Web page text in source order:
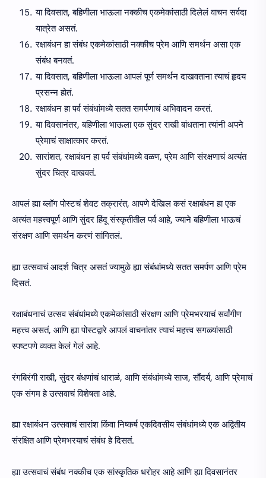
या दिवसात, बहिणीला भाऊला नक्कीच एकमेकांसाठी दिलेलं वाचन सर्वदा
यात्रेत असतं.
रक्षाबंधन हा संबंध एकमेकांसाठी नक्कीच प्रेम आणि समर्थन असा एक
संबंध बनवतं.
या दिवसात, बहिणीला भाऊला आपलं पूर्ण समर्थन दाखवताना त्याचं हृदय
प्रसन्न होतं.
रक्षाबंधन हा पर्व संबंधांमध्ये सतत समर्पणाचं अभिवादन करतं.
या दिवसानंतर, बहिणीला भाऊला एक सुंदर राखी बांधताना त्यांनी अपने
प्रेमाचं साक्षात्कार करतं.
सारांशत, रक्षाबंधन हा पर्व संबंधांमध्ये वळण, प्रेम आणि संरक्षणाचं अत्यंत
सुंदर चित्र दाखवतं.
आपलं ह्या ब्लॉग पोस्टचं शेवट तक्रारंत, आपणे देखिल कसं रक्षाबंधन हा एक
अत्यंत महत्त्वपूर्ण आणि सुंदर हिंदू संस्कृतीतील पर्व आहे, ज्याने बहिणीला भाऊचं
संरक्षण आणि समर्थन करणं सांगितलं.
ह्या उत्सवाचं आदर्श चित्र असतं ज्यामुळे ह्या संबंधांमध्ये सतत समर्पण आणि प्रेम
दिसतं.
रक्षाबंधनाचं उत्सव संबंधांमध्ये एकमेकांसाठी संरक्षण आणि प्रेमभरयाचं सर्वांगीण
महत्त्व असतं, आणि ह्या पोस्टद्वारे आपलं वाचनांतर त्याचं महत्त्व सगळ्यांसाठी
स्पष्टपणे व्यक्त केलं गेलं आहे.
रंगबिरंगी राखी, सुंदर बंधणांचं धाराळं, आणि संबंधांमध्ये साज, सौंदर्य, आणि प्रेमाचं
एक संगम हे उत्सवाचं विशेषता आहे.
ह्या रक्षाबंधन उत्सवाचं सारांश किंवा निष्कर्ष एकदिवसीय संबंधांमध्ये एक अद्वितीय
संरक्षित आणि प्रेमभरयाचं संबंध हे दिसतं.
ह्या उत्सवाचं संबंध नक्कीच एक सांस्कृतिक धरोहर आहे आणि ह्या दिवसानंतर